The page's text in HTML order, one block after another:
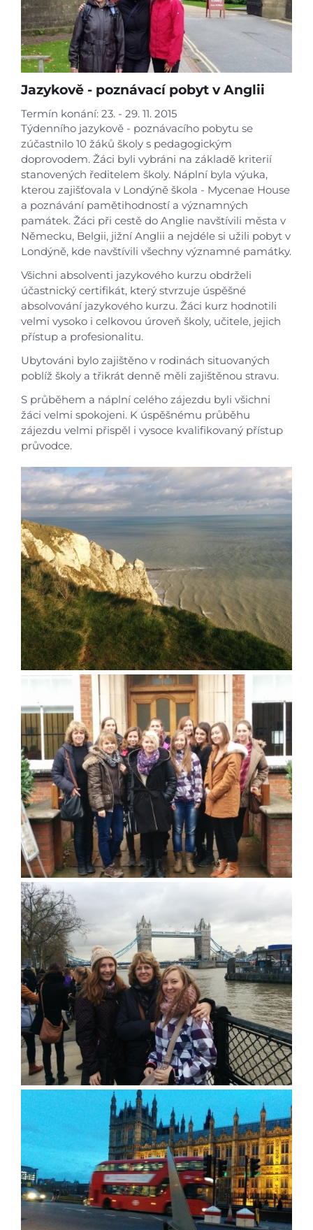
Gastrocentrum
Modernizace sportovišt
Školní zahrada
PULSOS
OKAP II
Výzva 33 - IROP Cukrářské centrum
Výzva 35 - MŠMT
Výzva 56 - MŠMT
Výzva 57 - MŠMT
Výzva 65 - MŠMT
Erasmus+ CIVEEL
Národní plán obnovy - doučování
Národní plán obnovy - 3.1 Inovace ve
vzdělávání v kontextu digitalizace
Foto
Video a audio
Virtuální prohlídka
Kontakty
Jazykově - poznávací pobyt v Anglii
Termín konání: 23. - 29. 11. 2015
Týdenního jazykově - poznávacího pobytu se
zúčastnilo 10 žáků školy s pedagogickým
doprovodem. Žáci byli vybráni na základě kriterií
stanovených ředitelem školy. Náplní byla výuka,
kterou zajišťovala v Londýně škola - Mycenae House
a poznávání pamětihodností a významných
památek. Žáci při cestě do Anglie navštívili města v
Německu, Belgii, jižní Anglii a nejdéle si užili pobyt v
Londýně, kde navštívili všechny významné památky.
Všichni absolventi jazykového kurzu obdrželi
účastnický certifikát, který stvrzuje úspěšné
absolvování jazykového kurzu. Žáci kurz hodnotili
velmi vysoko i celkovou úroveň školy, učitele, jejich
přístup a profesionalitu.
Ubytováni bylo zajištěno v rodinách situovaných
poblíž školy a třikrát denně měli zajištěnou stravu.
S průběhem a náplní celého zájezdu byli všichni
žáci velmi spokojeni. K úspěšnému průběhu
zájezdu velmi přispěl i vysoce kvalifikovaný přístup
průvodce.